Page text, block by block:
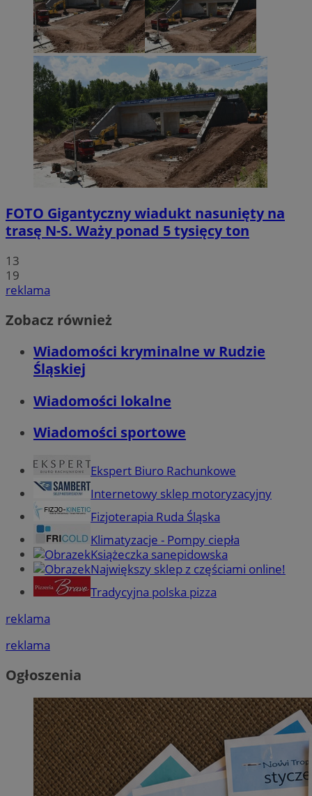
FOTO Gigantyczny wiadukt nasunięty na
trasę N-S. Waży ponad 5 tysięcy ton
13
19
reklama
Zobacz również
Wiadomości kryminalne w Rudzie
Śląskiej
Wiadomości lokalne
Wiadomości sportowe
Ekspert Biuro Rachunkowe
Internetowy sklep motoryzacyjny
Fizjoterapia Ruda Śląska
Klimatyzacje - Pompy ciepła
Książeczka sanepidowska
Największy sklep z częściami online!
Tradycyjna polska pizza
reklama
reklama
Ogłoszenia